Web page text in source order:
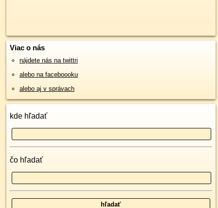
Viac o nás
nájdete nás na twittri
alebo na faceboooku
alebo aj v správach
kde hľadať
čo hľadať